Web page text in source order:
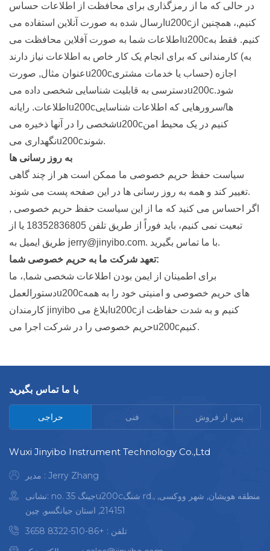
در حالی که ما از رمزگذاری برای محافظت از اطلاعات حساس
ارسال شده به صورت آنلاین استفاده میu200cکنیم,، همچنین از
اطلاعات شما به صورت آفلاین محافظت میu200cکنیم. فقط به
کارمندانی که برای انجام یک کار خاص به اطلاعات نیاز دارند (به
عنوان مثال, صورتu200cحساب یا خدمات مشتری) اجازه
دسترسی به قابلیت شناسایی شخصی داده میu200cشود.
اطلاعات. رایانهu200cها/سرورهایی که اطلاعات شناسایی
شخصی را در آنها ذخیره میu200cکنیم در یک محیط امن
نگهداری میu200cشوند.
به روز رسانی ها
سیاست حفظ حریم خصوصی ما ممکن است هر از چند گاهی
تغییر کند و همه به روز رسانی ها در این صفحه پست می شوند.
اگر احساس می کنید که ما از این سیاست حفظ حریم خصوصی ,
تبعیت نمی کنیم، باید فوراً از طریق تلفن 18352836805 یا از
طریق ایمیل به jerry@jinyibo.com. با ما تماس بگیرید.
تعهد شرکت ما به حریم خصوصی شما:
برای اطمینان از ایمن بودن اطلاعات شخصی شما,، ما
دستورالعملu200cهای حریم خصوصی و امنیتی خود را به همه
کارمندان jinyibo ابلاغ میu200cکنیم و به شدت حفاظت از
حریم خصوصی را در شرکت اجرا میu200cکنیم.
با ما تماس بگیرید
حراجی فنی < پس از فروش
Wuxi Jinyibo Instrument Technology Co.,Ltd
مدیر : Jerry Zhang
نشانی: no. 35 جینگu200cشنگ rd., منطقه هویشان, شهر ووکسی,
214151, استان جیانگسو, چین
تلفن : +86-510-8322 3658